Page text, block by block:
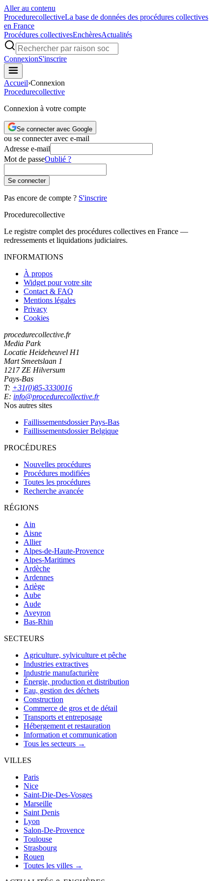
Aller au contenu
ProcedurecollectiveLa base de données des procédures collectives
en France
Procédures collectivesEnchèresActualités
ConnexionS'inscrire
Accueil›Connexion
Procedurecollective
Connexion à votre compte
Se connecter avec Google
ou se connecter avec e-mail
Adresse e-mail
Mot de passeOublié ?
Se connecter
Pas encore de compte ? S'inscrire
Procedurecollective
Le registre complet des procédures collectives en France —
redressements et liquidations judiciaires.
INFORMATIONS
À propos
Widget pour votre site
Contact & FAQ
Mentions légales
Privacy
Cookies
procedurecollective.fr
Media Park
Locatie Heideheuvel H1
Mart Smeetslaan 1
1217 ZE Hilversum
Pays-Bas
T: +31(0)85-3330016
E: info@procedurecollective.fr
Nos autres sites
Faillissementsdossier Pays-Bas
Faillissementsdossier Belgique
PROCÉDURES
Nouvelles procédures
Procédures modifiées
Toutes les procédures
Recherche avancée
RÉGIONS
Ain
Aisne
Allier
Alpes-de-Haute-Provence
Alpes-Maritimes
Ardèche
Ardennes
Ariège
Aube
Aude
Aveyron
Bas-Rhin
SECTEURS
Agriculture, sylviculture et pêche
Industries extractives
Industrie manufacturière
Énergie, production et distribution
Eau, gestion des déchets
Construction
Commerce de gros et de détail
Transports et entreposage
Hébergement et restauration
Information et communication
Tous les secteurs →
VILLES
Paris
Nice
Saint-Die-Des-Vosges
Marseille
Saint Denis
Lyon
Salon-De-Provence
Toulouse
Strasbourg
Rouen
Toutes les villes →